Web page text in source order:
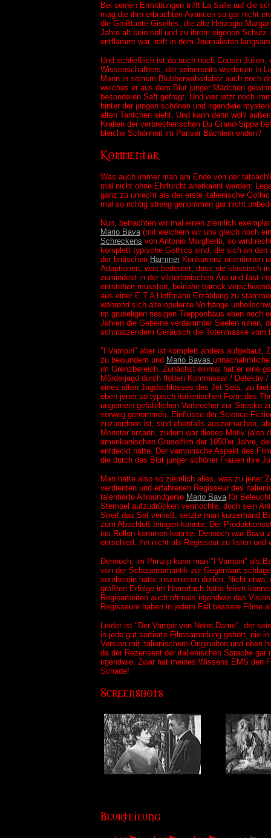
Bei seinen Ermittlungen trifft La Salle auf die
mag die ihm erbrachten Avancen so gar nicht
die Großtante Giselles, die alte Herzogin
Jahre alt sein soll und zu ihrem eigenen Schutz
entflammt war, reift in dem Journalisten
Und schließlich ist da auch noch Cousin
Wissenschaftlers, der seinerseits wiederum in
Mann in seinem Blubberwaberlabor auch noch
welches er aus dem Blut junger Mädchen
besonderen Saft gefragt. Und wer jetzt noch
hinter der jungen schönen und irgendwie
alten Tantchen sieht. Und kann denn wohl
Krallen der verbrecherischen Du Grand-Sippe
bleiche Schönheit im Pariser Bächlein enden?
Was auch immer man am Ende von der
mal nicht ohne Ehrfurcht anerkannt werden:
ganz zu unrecht als der erste italienische
mal so richtig streng genommen gar nicht
Nun, betrachten wir mal einen ziemlich
Mario Bava(mit welchem wir uns gleich noch
Schreckens von Antonio Margheriti, so wird
komplett typische Gothics sind, die sich an den
der britischen Hammer Konkurrenz orientierten
Adaptionen, was bedeutet, dass sie klassisch
zumindest in der viktorianischen Ära und fast
entstehen mussten, beinahe barock
aus einer E.T.A Hoffmann Erzählung zu
während sich alte opulente Vorhänge
im gruseligen riesigen Treppenhaus eben noch
Jahren die Gebeine verdammter Seelen ruhen,
schmatzendem Geräusch die Totenmaske
"I Vampiri" aber ist komplett anders aufgebaut.
zu bewundern und Mario Bavas
im Grenzbereich. Zunächst einmal hat er eine
Mörderjagd durch flotten Kommissar / Detektiv
eines alten Jagdschlosses des Jet Sets, zu
eben jener so typisch italienischen Form des
ungemein gefährlichen Verbrecher zur Strecke
vorweg genommen. Einflüsse der Science
zuzuordnen ist, sind ebenfalls auszumachen,
Monster ersann, zudem war dieses Motiv (also
amerikanischen Gruselfilm der 1950'er Jahre,
entdeckt hatte. Der vampirische Aspekt des
die durch das Blut junger schöner Frauen ihre
Man hatte also so ziemlich alles, was zu jener
verdienten und erfahrenen Regisseur des
talentierte Allroundgenie Mario Bavafür
Stempel aufzudrücken vermochte, doch sein
Streit das Set verließ, setzte man kurzerhand
zum Abschluß bringen konnte. Der
ins Rollen kommen konnte. Dennoch war Bava
entschied, ihn nicht als Regisseur zu listen und
Dennoch, im Prinzip kann man "I Vampiri" als
von der Schauerromantik zur Gegenwart
vornherein hätte inszenieren dürfen. Nicht
größten Erfolge im Horrorfach hatte feiern
Regiearbeiten auch oftmals irgendwie das
Regisseure haben in jedem Fall bessere Filme
Leider ist "Der Vampir von Notre Dame", der
in jede gut sortierte Filmsammlung gehört, nie
Version mit italienischem Originalton und eben
da der Rezensent der italienischen Sprache
irgendwie. Zwar hat meines Wissens EMS den
Schade!